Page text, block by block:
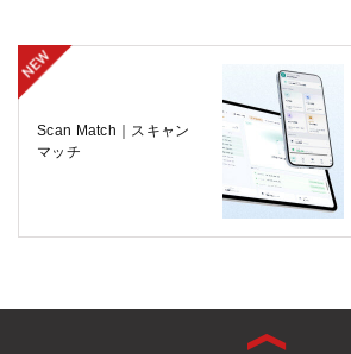
Scan Match｜スキャン
マッチ